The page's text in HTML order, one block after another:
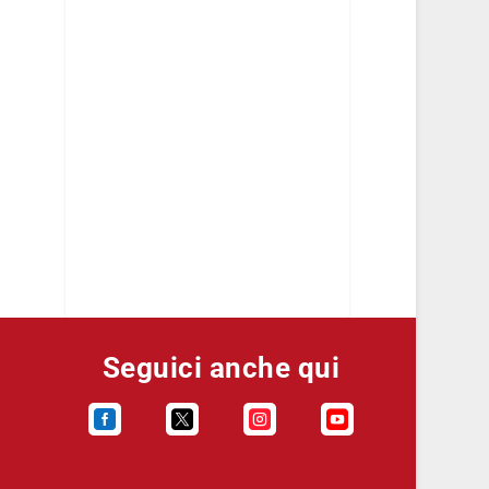
Seguici anche qui
   